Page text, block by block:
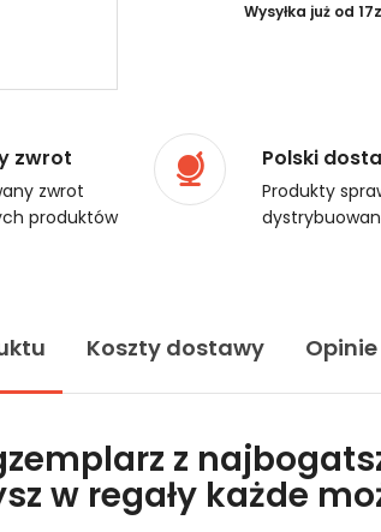
Wysyłka już od
zwrot
zwrot
produktów
Polski
Produkty
Koszty dostawy Opinie
z
w regały każde